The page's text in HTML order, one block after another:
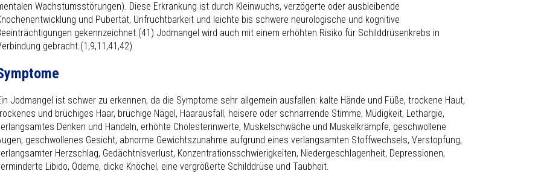
Wachstumsstörungen). Diese Erkrankung ist durch Kleinwuchs, verzögerte oder ausbleibende
und Pubertät, Unfruchtbarkeit und leichte bis schwere neurologische und kognitive
gekennzeichnet.(41) Jodmangel wird auch mit einem erhöhten Risiko für Schilddrüsenkrebs in
gebracht.(1,9,11,41,42)
Jodmangel ist schwer zu erkennen, da die Symptome sehr allgemein ausfallen: kalte Hände und Füße, trockene Haut,
und brüchiges Haar, brüchige Nägel, Haarausfall, heisere oder schnarrende Stimme, Müdigkeit, Lethargie,
Denken und Handeln, erhöhte Cholesterinwerte, Muskelschwäche und Muskelkrämpfe, geschwollene
geschwollenes Gesicht, abnorme Gewichtszunahme aufgrund eines verlangsamten Stoffwechsels, Verstopfung,
Herzschlag, Gedächtnisverlust, Konzentrationsschwierigkeiten, Niedergeschlagenheit, Depressionen,
Libido, Ödeme, dicke Knöchel, eine vergrößerte Schilddrüse und Taubheit.